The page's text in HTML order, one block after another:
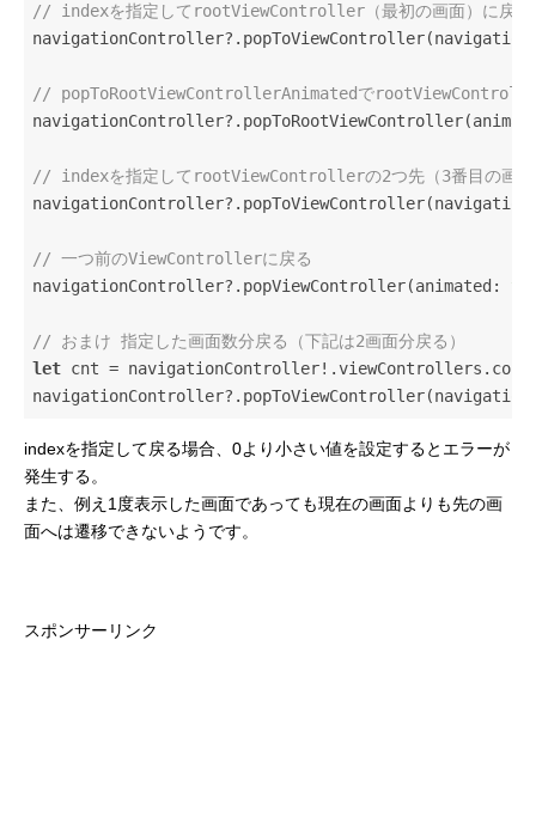
// indexを指定してrootViewController（最初の画面）に戻る
// popToRootViewControllerAnimatedでrootViewController
// indexを指定してrootViewControllerの2つ先（3番目の画
// 一つ前のViewControllerに戻る
navigationController?.popViewController(animated:
// おまけ 指定した画面数分戻る（下記は2画面分戻る）
let cnt =
indexを指定して戻る場合、0より小さい値を設定するとエラーが
発生する。
また、例え1度表示した画面であっても現在の画面よりも先の画
面へは遷移できないようです。
スポンサーリンク